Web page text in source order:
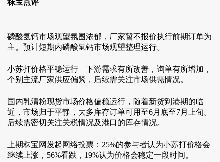
秣宝点评
磷酸氢钙市场观望氛围浓郁，厂家暂不报价执行前期订单为
主。预计短期内磷酸氢钙市场观望整理运行。
小苏打价格平稳运行，下游需求有所改善，询单有所增加，
个别主流厂家供应偏紧，后续需关注市场供需情况。
国内乳清粉现货市场价格偏稳运行，随着新货到港期的临
近，市场归于平静，大多库存订单可用至6月底至7月上旬。
后续需密切关注关税情况及港口的库存情况。
上期秣宝网发起网络投票：25%的参与者认为小苏打价格会
继续上涨，56%看跌，19%认为价格会稳定一段时间。